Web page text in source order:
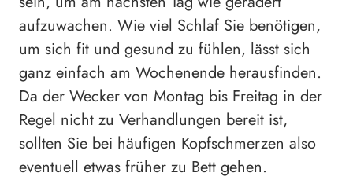
aufzuwachen. Wie viel Schlaf Sie benötigen,
um sich fit und gesund zu fühlen, lässt sich
ganz einfach am Wochenende herausfinden.
Da der Wecker von Montag bis Freitag in der
Regel nicht zu Verhandlungen bereit ist,
sollten Sie bei häufigen Kopfschmerzen also
eventuell etwas früher zu Bett gehen.